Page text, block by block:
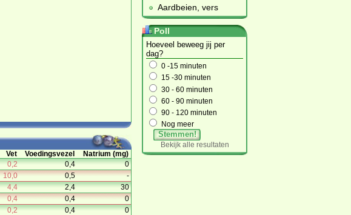
Vet Voedingsvezel
Natrium (mg)
0,2 0,4
0
10,0 0,5
-
4,4 2,4
30
0,4 0,4
0
0,2 0,4
0
Aardbeien, vers
Poll
Hoeveel beweeg jij per
dag?
0 -15 minuten
15 -30 minuten
30 - 60 minuten
60 - 90 minuten
90 - 120 minuten
Nog meer
Stemmen!
Bekijk alle resultaten